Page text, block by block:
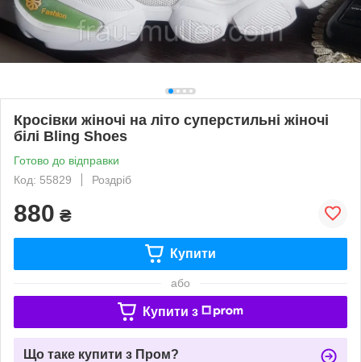
Кросівки жіночі на літо суперстильні жіночі
білі Bling Shoes
Готово до відправки
Код: 55829
Роздріб
880 ₴
Купити
або
Купити з
Що таке купити з Пром?